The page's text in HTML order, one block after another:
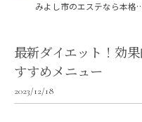
みよし市のエステなら本格痩身ダイ
最新ダイエット！効
すすめメニュー
2023/12/18